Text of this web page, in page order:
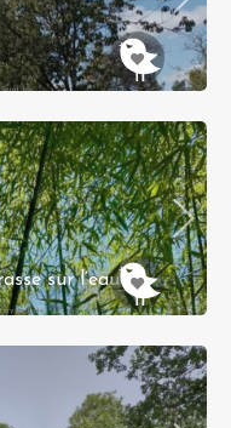
Lo
sur l’eau »
les bois